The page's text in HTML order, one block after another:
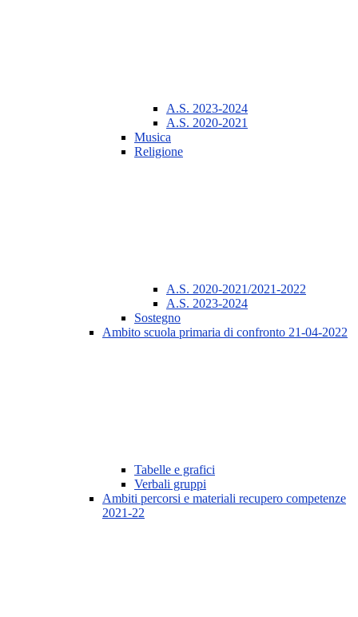
A.S. 2023-2024
A.S. 2020-2021
Musica
Religione
A.S. 2020-2021/2021-2022
A.S. 2023-2024
Sostegno
Ambito scuola primaria di confronto 21-04-2022
Tabelle e grafici
Verbali gruppi
Ambiti percorsi e materiali recupero competenze
2021-22